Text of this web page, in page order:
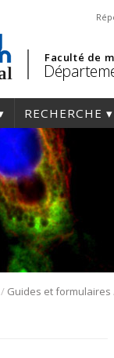
Faculté de
RECHERCHE
/ Guides et formulaires